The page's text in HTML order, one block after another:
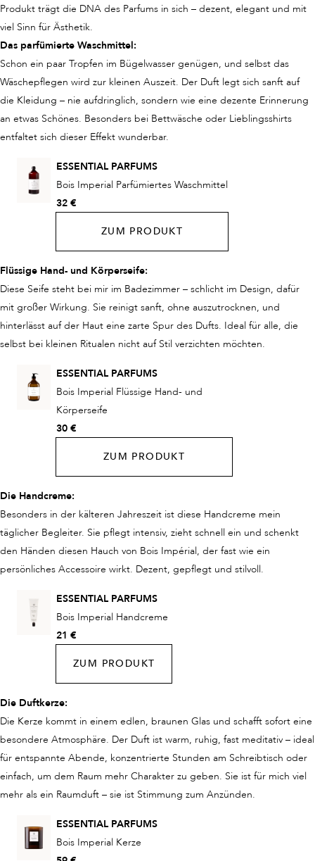
Produkt trägt die DNA des Parfums in sich – dezent, elegant und mit
viel Sinn für Ästhetik.
Das parfümierte Waschmittel:
Schon ein paar Tropfen im Bügelwasser genügen, und selbst das
Wäschepflegen wird zur kleinen Auszeit. Der Duft legt sich sanft auf
die Kleidung – nie aufdringlich, sondern wie eine dezente Erinnerung
an etwas Schönes. Besonders bei Bettwäsche oder Lieblingsshirts
entfaltet sich dieser Effekt wunderbar.
ESSENTIAL PARFUMS
Bois Imperial Parfümiertes Waschmittel
32 €
ZUM PRODUKT
Flüssige Hand- und Körperseife:
Diese Seife steht bei mir im Badezimmer – schlicht im Design, dafür
mit großer Wirkung. Sie reinigt sanft, ohne auszutrocknen, und
hinterlässt auf der Haut eine zarte Spur des Dufts. Ideal für alle, die
selbst bei kleinen Ritualen nicht auf Stil verzichten möchten.
ESSENTIAL PARFUMS
Bois Imperial Flüssige Hand- und
Körperseife
30 €
ZUM PRODUKT
Die Handcreme:
Besonders in der kälteren Jahreszeit ist diese Handcreme mein
täglicher Begleiter. Sie pflegt intensiv, zieht schnell ein und schenkt
den Händen diesen Hauch von Bois Impérial, der fast wie ein
persönliches Accessoire wirkt. Dezent, gepflegt und stilvoll.
ESSENTIAL PARFUMS
Bois Imperial Handcreme
21 €
ZUM PRODUKT
Die Duftkerze:
Die Kerze kommt in einem edlen, braunen Glas und schafft sofort eine
besondere Atmosphäre. Der Duft ist warm, ruhig, fast meditativ – ideal
für entspannte Abende, konzentrierte Stunden am Schreibtisch oder
einfach, um dem Raum mehr Charakter zu geben. Sie ist für mich viel
mehr als ein Raumduft – sie ist Stimmung zum Anzünden.
ESSENTIAL PARFUMS
Bois Imperial Kerze